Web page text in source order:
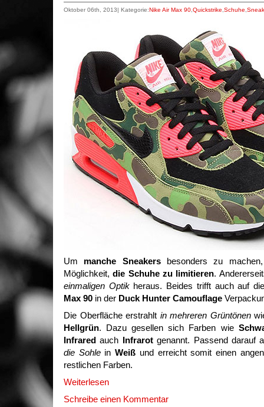
Oktober 06th, 2013| Kategorie:Nike Air Max 90 Quickstrike Schuhe
Um manche Sneakersbesonders zu
Möglichkeit,die Schuhe zu limitieren.
einmaligen Optikheraus. Beides trifft auch auf
Max 90 in der Duck Hunter Camouflage
Die Oberfläche erstrahlt in mehreren Grüntönen
Hellgrün. Dazu gesellen sich Farben wie
Infrared auch Infrarotgenannt. Passend darauf
die SohleinWeiß und erreicht somit einen
restlichen Farben.
Weiterlesen
Schreibe einen Kommentar